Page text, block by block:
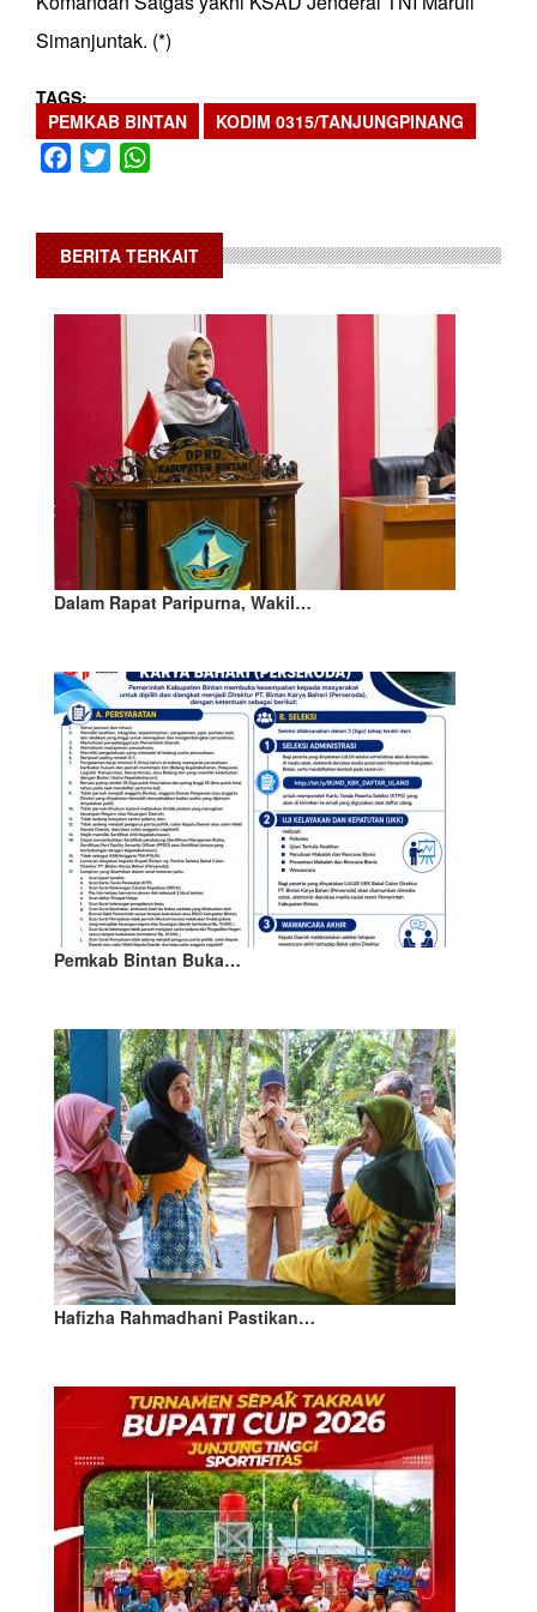
Simanjuntak. (*)
TAGS
PEMKAB BINTAN
KODIM 0315/TANJUNGPINANG
Facebook
Twitter
BERITA TERKAIT
Dalam Rapat Paripurna, Wakil…
Pemkab Bintan Buka…
Hafizha Rahmadhani Pastikan…